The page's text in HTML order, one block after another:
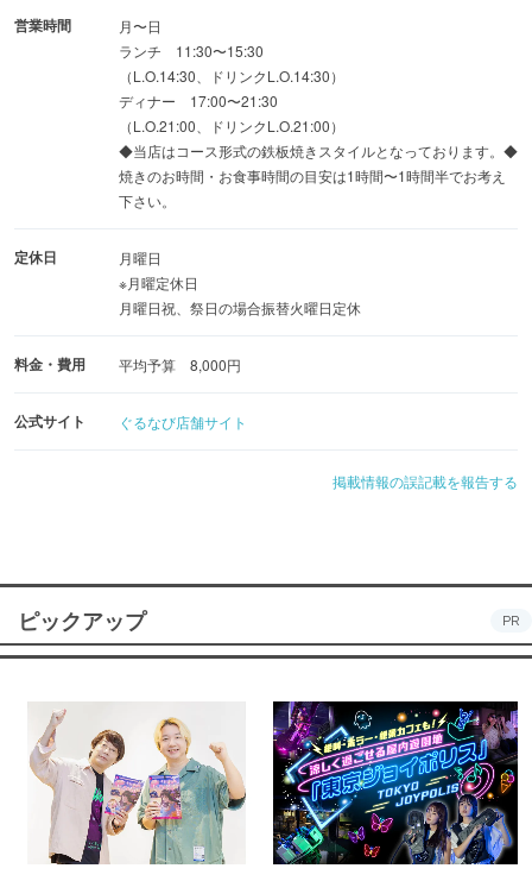
意
自慢のワインとともにお愉しみくださいませ
★ランチ／ディナーともにご利用いただけるソフトドリン
or ワインプレゼントクーポンあり
営業時間
月〜日
ランチ 11:30〜15:30
（L.O.14:30、ドリンクL.O.14:30）
ディナー 17:00〜21:30
（L.O.21:00、ドリンクL.O.21:00）
◆当店はコース形式の鉄板焼きスタイルとなっております。◆
焼きのお時間・お食事時間の目安は1時間〜1時間半でお考え
下さい。
定休日
月曜日
※月曜定休日
月曜日祝、祭日の場合振替火曜日定休
料金・費用 平均予算 8,000円
公式サイト ぐるなび店舗サイト
掲載情報の誤記載を報告する
ピックアップ PR